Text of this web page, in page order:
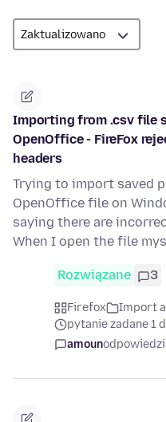
Importing from .csv file
OpenOffice - FireFox
headers
Trying to import saved
OpenOffice file on
saying there are
When I open the file
Rozwiązane 3
Firefox
Import
pytanie zadane 1
amoun